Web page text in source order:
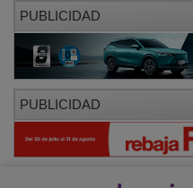
PUBLICIDAD
PUBLICIDAD